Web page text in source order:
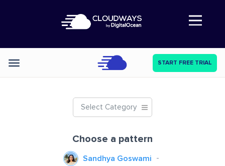
Abre a navegação
Categories START FREE TRIAL
Select Category
Choose a pattern
Sandhya Goswami